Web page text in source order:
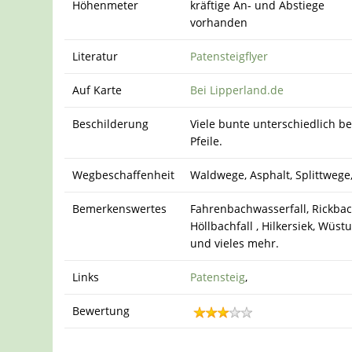
Höhenmeter
kräftige An- und Abstiege
vorhanden
Literatur Patensteigflyer
Auf Karte Bei Lipperland.de
Beschilderung
Viele bunte unterschiedlich
Pfeile.
Wegbeschaffenheit Waldwege, Asphalt, Splittwege,
Bemerkenswertes
Fahrenbachwasserfall,
Höllbachfall , Hilkersiek,
und vieles mehr.
Links Patensteig,
Bewertung